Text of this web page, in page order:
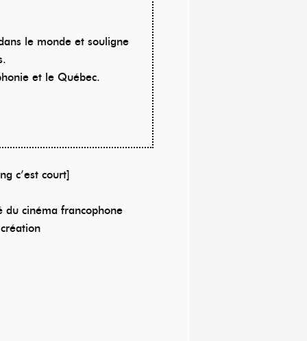
le monde et souligne
et le Québec.
c’est court]
cinéma francophone